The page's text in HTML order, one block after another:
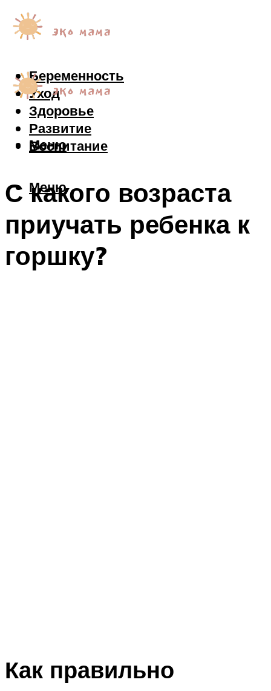
Беременность
Уход
Здоровье
Развитие
Воспитание
Меню
Меню
С какого возраста
приучать ребенка к
горшку?
Как правильно